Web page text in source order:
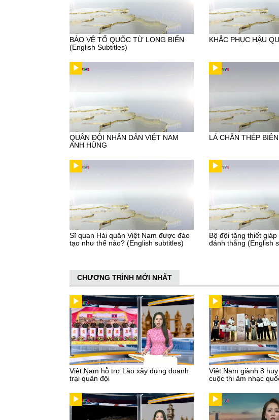
BẢO VỆ TỔ QUỐC TỪ LONG BIỂN
(English Subtitles)
KHẮC PHỤC HẬU
QUÂN ĐỘI NHÂN DÂN VIỆT NAM
ANH HÙNG
LÁ CHẮN THÉP
Sĩ quan Hải quân Việt Nam được đào
tạo như thế nào? (English subtitles)
Bộ đội tăng thiết
đánh thắng (English
CHƯƠNG TRÌNH MỚI NHẤT
Việt Nam hỗ trợ Lào xây dựng doanh
trại quân đội
Việt Nam giành 8
cuộc thi âm nhạc